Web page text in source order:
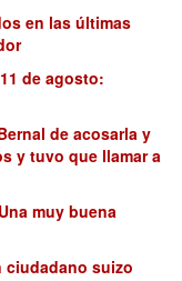
en las últimas
de agosto:
de acosarla y
y tuvo que llamar a
muy buena
ciudadano suizo